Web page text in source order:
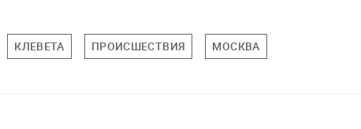
КЛЕВЕТА ПРОИСШЕСТВИЯ МОСКВА